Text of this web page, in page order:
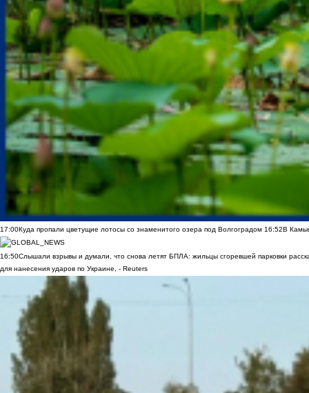
17:00Куда пропали цветущие лотосы со знаменитого озера под Волгоградом 16:52В
16:50Слышали взрывы и думали, что снова летят БПЛА: жильцы сгоревшей парковки
для нанесения ударов по Украине, - Reuters